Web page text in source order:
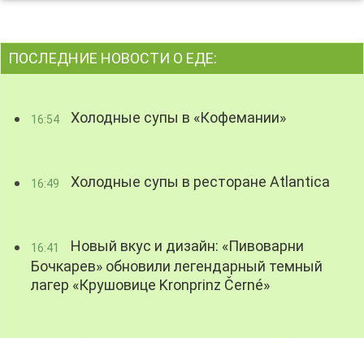
ПОСЛЕДНИЕ НОВОСТИ О ЕДЕ:
16:54 Холодные супы в «Кофемании»
16:49 Холодные супы в ресторане Atlantica
16:41
Новый вкус и дизайн: «Пивоварни
Бочкарев» обновили легендарный темный
лагер «Крушовице Kronprinz Černé»